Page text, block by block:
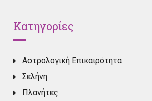
Κατηγορίες
Αστρολογική Επικαιρότητα
Σελήνη
Πλανήτες